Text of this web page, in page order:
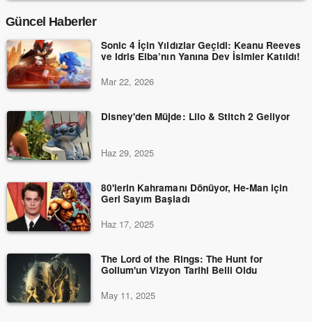
Güncel Haberler
Sonic 4 İçin Yıldızlar Geçidi: Keanu Reeves
ve Idris Elba’nın Yanına Dev İsimler Katıldı!
Mar 22, 2026
Disney'den Müjde: Lilo & Stitch 2 Geliyor
Haz 29, 2025
80'lerin Kahramanı Dönüyor, He-Man için
Geri Sayım Başladı
Haz 17, 2025
The Lord of the Rings: The Hunt for
Gollum'un Vizyon Tarihi Belli Oldu
May 11, 2025